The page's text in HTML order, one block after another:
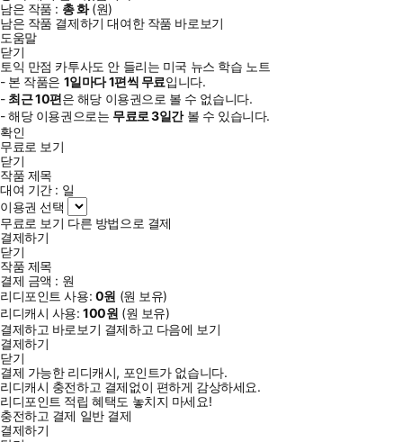
남은 작품 : 총화(원)
남은 작품 결제하기 대여한 작품 바로보기
도움말
닫기
토익 만점 카투사도 안 들리는 미국 뉴스 학습 노트
- 본 작품은 1일마다1편씩 무료입니다.
- 최근10편은 해당 이용권으로 볼 수 없습니다.
- 해당 이용권으로는 무료로3일간볼 수 있습니다.
확인
무료로 보기
닫기
작품 제목
대여 기간 : 일
이용권 선택
무료로 보기 다른 방법으로 결제
결제하기
닫기
작품 제목
결제 금액 : 원
리디포인트 사용: 0원 (원 보유)
리디캐시 사용:100원 (원 보유)
결제하고 바로보기 결제하고 다음에 보기
결제하기
닫기
결제 가능한 리디캐시, 포인트가 없습니다.
리디캐시 충전하고 결제없이 편하게 감상하세요.
리디포인트 적립 혜택도 놓치지 마세요!
충전하고 결제 일반 결제
결제하기